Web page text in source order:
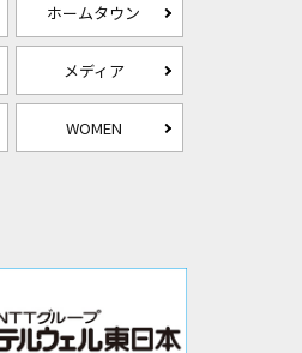
ホームタウン
メディア
WOMEN